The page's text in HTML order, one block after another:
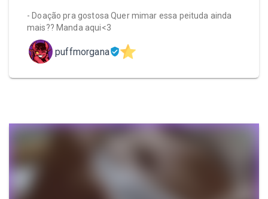
- Doação pra gostosa Quer mimar essa peituda ainda
mais?? Manda aqui<3
puffmorgana